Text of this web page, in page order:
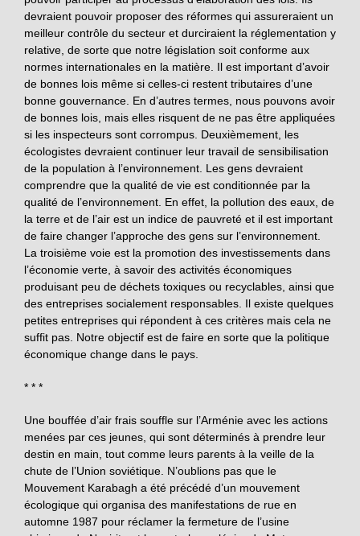
devraient pouvoir proposer des réformes qui assureraient un
meilleur contrôle du secteur et durciraient la réglementation y
relative, de sorte que notre législation soit conforme aux
normes internationales en la matière. Il est important d’avoir
de bonnes lois même si celles-ci restent tributaires d’une
bonne gouvernance. En d’autres termes, nous pouvons avoir
de bonnes lois, mais elles risquent de ne pas être appliquées
si les inspecteurs sont corrompus. Deuxièmement, les
écologistes devraient continuer leur travail de sensibilisation
de la population à l’environnement. Les gens devraient
comprendre que la qualité de vie est conditionnée par la
qualité de l’environnement. En effet, la pollution des eaux, de
la terre et de l’air est un indice de pauvreté et il est important
de faire changer l’approche des gens sur l’environnement.
La troisième voie est la promotion des investissements dans
l’économie verte, à savoir des activités économiques
produisant peu de déchets toxiques ou recyclables, ainsi que
des entreprises socialement responsables. Il existe quelques
petites entreprises qui répondent à ces critères mais cela ne
suffit pas. Notre objectif est de faire en sorte que la politique
économique change dans le pays.
* * *
Une bouffée d’air frais souffle sur l’Arménie avec les actions
menées par ces jeunes, qui sont déterminés à prendre leur
destin en main, tout comme leurs parents à la veille de la
chute de l’Union soviétique. N’oublions pas que le
Mouvement Karabagh a été précédé d’un mouvement
écologique qui organisa des manifestations de rue en
automne 1987 pour réclamer la fermeture de l’usine